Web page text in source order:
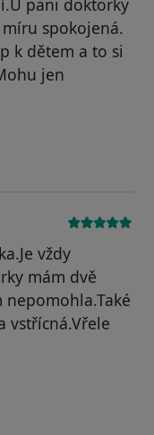
pani doktorky
spokojená.
k dětem a to si
jen
vždy
mám dvě
nepomohla.Také
vstřícná.Vřele